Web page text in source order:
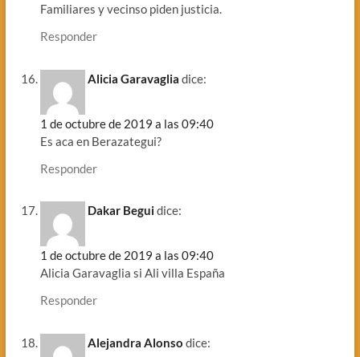
Familiares y vecinso piden justicia.
Responder
Alicia Garavaglia dice:
1 de octubre de 2019 a las 09:40
Es aca en Berazategui?
Responder
Dakar Beguidice:
1 de octubre de 2019 a las 09:40
Alicia Garavaglia si Ali villa España
Responder
Alejandra Alonso dice: